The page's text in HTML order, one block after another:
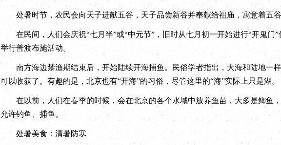
处暑时节，农民会向天子进献五谷，天子品尝新谷并奉献给祖庙，寓意着五谷
在民间，人们会庆祝“七月半”或“中元节”，旧时从七月初一开始进行“开鬼门”
举行普渡布施活动。
南方海边禁渔期结束后，开始陆续开海捕鱼。民俗学者指出，大海和陆地一
可以收获了。有趣的是，北京也有“开海”的习俗，尽管这里的“海”实际上只是湖。
在以前，人们在春季的时候，会在北京的各个水域中放养鱼苗，大多是鲫鱼
允许钓鱼、捕鱼。
处暑美食：清暑防寒